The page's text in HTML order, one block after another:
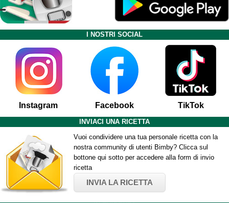
I NOSTRI SOCIAL
Instagram Facebook TikTok
INVIACI UNA RICETTA
Vuoi condividere una tua personale ricetta con la
nostra community di utenti Bimby? Clicca sul
bottone qui sotto per accedere alla form di invio
ricetta
INVIA LA RICETTA